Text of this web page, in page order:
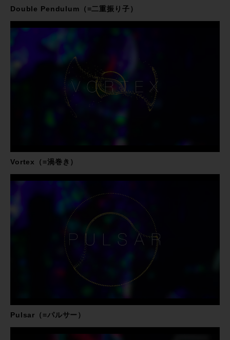
Double Pendulum（=二重振り子）
Vortex（=渦巻き）
Pulsar（=パルサー）